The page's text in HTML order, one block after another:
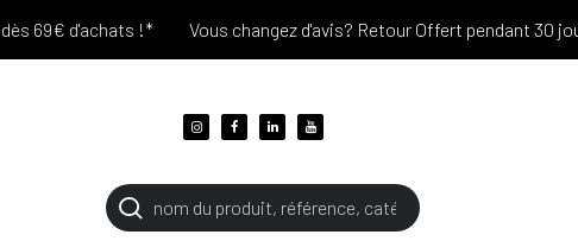
69€ d'achats !* Vous changez d'avis? Retour Offert pendant 30 jours !